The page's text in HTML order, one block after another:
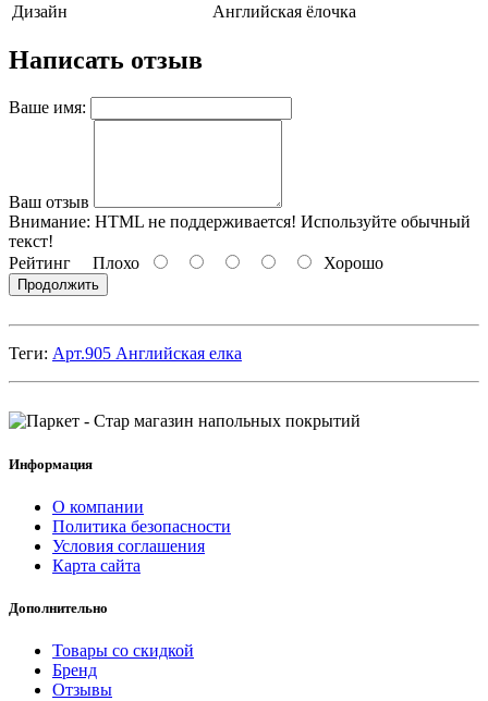
Дизайн
Английская ёлочка
Написать отзыв
Ваше имя:
Ваш отзыв
Внимание: HTML не поддерживается! Используйте обычный
текст!
Рейтинг Плохо Хорошо
Продолжить
Теги: Арт.905 Английская елка
Информация
О компании
Политика безопасности
Условия соглашения
Карта сайта
Дополнительно
Товары со скидкой
Бренд
Отзывы